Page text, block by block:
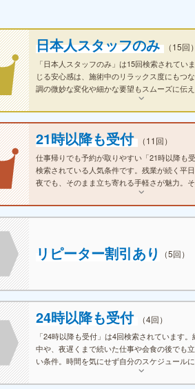
日本人スタッフのみ （15回）
「日本人スタッフのみ」は15回検索されてい
じる安心感は、施術中のリラックス度にもつ
調の微妙な変化や細かな要望もスムーズに伝え
初回から自分好みの施術を受けやすいのが魅力
21時以降も受付 （11回）
仕事帰りでも予約が取りやすい「21時以降も
検索されている人気条件です。残業が続く平
夜でも、そのまま立ち寄れる手軽さが魅力。
その日のうちに癒やしたい方にとって、外せな
つです。
リピーター割引あり （5回）
24時以降も受付 （4回）
「24時以降も受付」は4回検索されています
中や、夜遅くまで続いた仕事や会食の後でも
い条件。時間を気にせず自分のスケジュール
できることが、多くのユーザーに支持されてい